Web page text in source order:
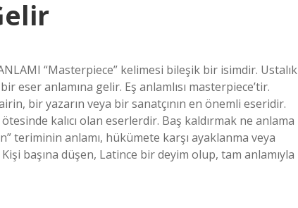
“Masterpiece” kelimesi bileşik bir isimdir. Ustalık
eser anlamına gelir. Eş anlamlısı masterpiece’tir.
bir yazarın veya bir sanatçının en önemli eseridir.
kalıcı olan eserlerdir. Baş kaldırmak ne anlama
teriminin anlamı, hükümete karşı ayaklanma veya
başına düşen, Latince bir deyim olup, tam anlamıyla